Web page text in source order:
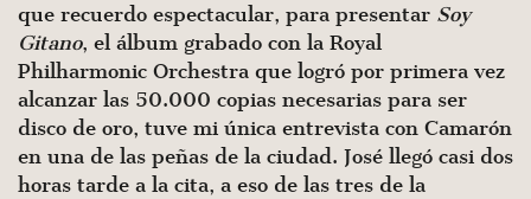
que recuerdo espectacular, para presentar Soy
Gitano, el álbum grabado con la Royal
Philharmonic Orchestra que logró por primera vez
alcanzar las 50.000 copias necesarias para ser
disco de oro, tuve mi única entrevista con Camarón
en una de las peñas de la ciudad. José llegó casi dos
horas tarde a la cita, a eso de las tres de la